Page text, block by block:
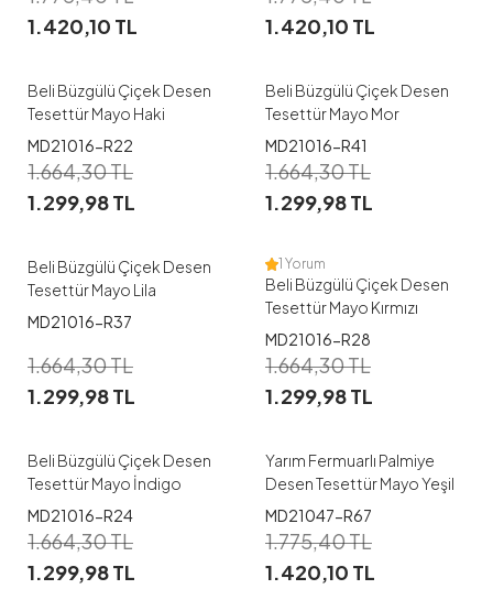
1.420,10 TL
1.420,10 TL
38 40 42
48
Beli Büzgülü Çiçek Desen
Tesettür Mayo Haki
MD21016-R22
1.664,30TL
1.299,98TL
38 40 42
48
Beli Büzgülü Çiçek Desen
Tesettür Mayo Mor
MD21016-R41
1.664,30TL
1.299,98TL
38 40 42
48
Beli Büzgülü Çiçek Desen
Tesettür Mayo Lila
MD21016-R37
1.664,30TL
1.299,98TL
38 40 42
48
1 Yorum
Beli Büzgülü Çiçek Desen
Tesettür Mayo Kırmızı
MD21016-R28
1.664,30TL
1.299,98TL
38 40 42
48
Beli Büzgülü Çiçek Desen
Tesettür Mayo İndigo
MD21016-R24
1.664,30TL
1.299,98TL
38 40 42
48
Yarım Fermuarlı Palmiye
Desen Tesettür Mayo Yeşil
MD21047-R67
1.775,40TL
1.420,10 TL
38 40 42
48
38 40 42
48